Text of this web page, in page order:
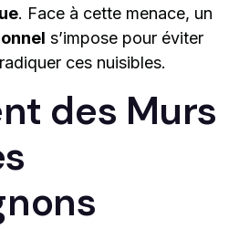
. Face à cette menace, un
s’impose pour éviter
ces nuisibles.
des Murs